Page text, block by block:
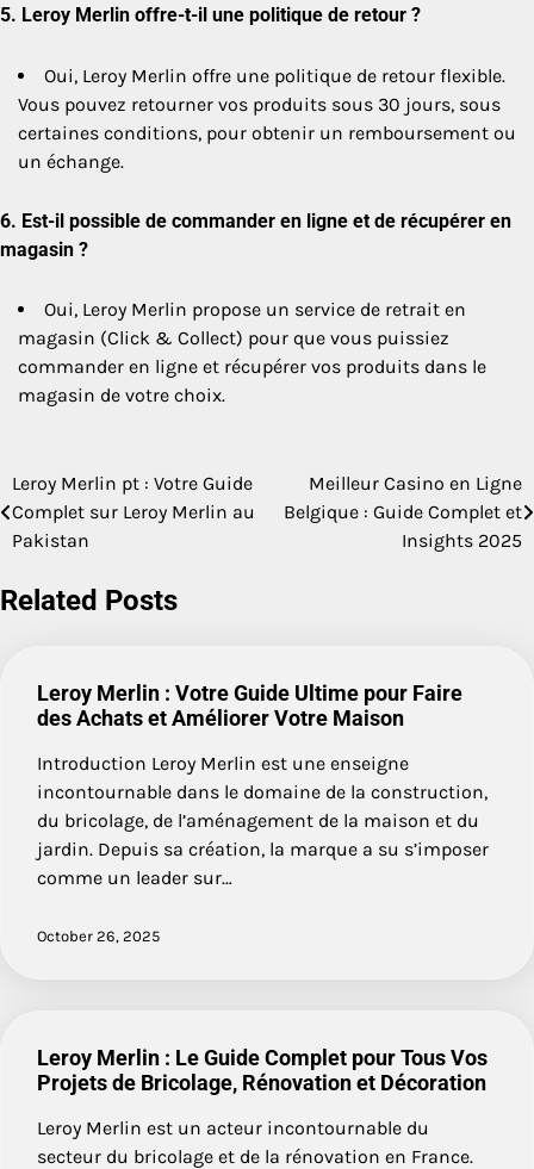
5. Leroy Merlin offre-t-il une politique de retour ?
Oui, Leroy Merlin offre une politique de retour flexible.
Vous pouvez retourner vos produits sous 30 jours, sous
certaines conditions, pour obtenir un remboursement ou
un échange.
6. Est-il possible de commander en ligne et de récupérer en
magasin ?
Oui, Leroy Merlin propose un service de retrait en
magasin (Click & Collect) pour que vous puissiez
commander en ligne et récupérer vos produits dans le
magasin de votre choix.
Post
navigation
Leroy Merlin pt : Votre Guide
Complet sur Leroy Merlin au
Pakistan
Meilleur Casino en Ligne
Belgique : Guide Complet et
Insights 2025
Related Posts
Leroy Merlin : Votre Guide Ultime pour Faire
des Achats et Améliorer Votre Maison
Introduction Leroy Merlin est une enseigne
incontournable dans le domaine de la construction,
du bricolage, de l’aménagement de la maison et du
jardin. Depuis sa création, la marque a su s’imposer
comme un leader sur…
October 26, 2025
Leroy Merlin : Le Guide Complet pour Tous Vos
Projets de Bricolage, Rénovation et Décoration
Leroy Merlin est un acteur incontournable du
secteur du bricolage et de la rénovation en France.